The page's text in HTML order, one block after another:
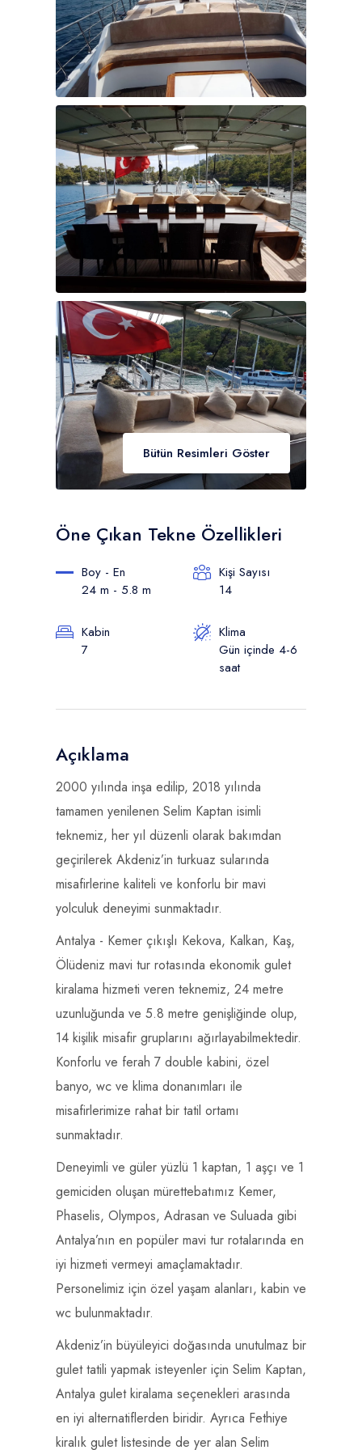
Bütün Resimleri Göster
Öne Çıkan Tekne Özellikleri
Boy - En
24 m - 5.8 m
Kişi Sayısı
14
Kabin
7
Klima
Gün içinde 4-6
saat
Açıklama
2000 yılında inşa edilip, 2018 yılında
tamamen yenilenen Selim Kaptan isimli
teknemiz, her yıl düzenli olarak bakımdan
geçirilerek Akdeniz’in turkuaz sularında
misafirlerine kaliteli ve konforlu bir mavi
yolculuk deneyimi sunmaktadır.
Antalya - Kemer çıkışlı Kekova, Kalkan, Kaş,
Ölüdeniz mavi tur rotasında ekonomik gulet
kiralama hizmeti veren teknemiz, 24 metre
uzunluğunda ve 5.8 metre genişliğinde olup,
14 kişilik misafir gruplarını ağırlayabilmektedir.
Konforlu ve ferah 7 double kabini, özel
banyo, wc ve klima donanımları ile
misafirlerimize rahat bir tatil ortamı
sunmaktadır.
Deneyimli ve güler yüzlü 1 kaptan, 1 aşçı ve 1
gemiciden oluşan mürettebatımız Kemer,
Phaselis, Olympos, Adrasan ve Suluada gibi
Antalya’nın en popüler mavi tur rotalarında en
iyi hizmeti vermeyi amaçlamaktadır.
Personelimiz için özel yaşam alanları, kabin ve
wc bulunmaktadır.
Akdeniz’in büyüleyici doğasında unutulmaz bir
gulet tatili yapmak isteyenler için Selim Kaptan,
Antalya gulet kiralama seçenekleri arasında
en iyi alternatiflerden biridir. Ayrıca Fethiye
kiralık gulet listesinde de yer alan Selim